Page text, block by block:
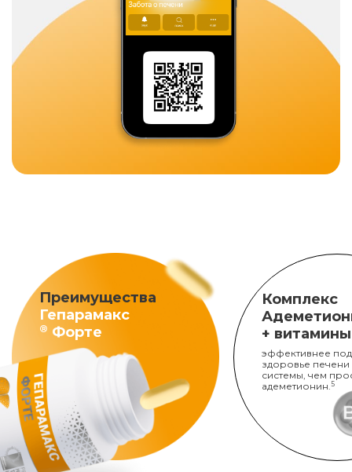
Преимущества
Гепарамакс
® Форте
Комплекс
+
эффективнее
здоровье печени
системы, чем
адеметионин. 5